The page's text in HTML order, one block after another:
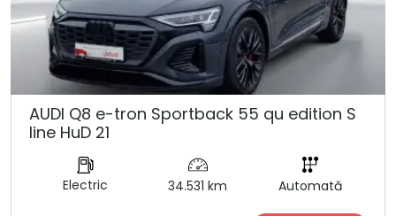
AUDI Q8 e-tron Sportback 55 qu edition S
line HuD 21
Electric 34.531 km Automată